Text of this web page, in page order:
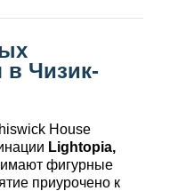
в Чизик-
House
Lightopia,
фигурные
приурочено к